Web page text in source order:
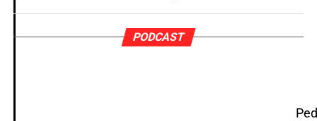
PODCAST